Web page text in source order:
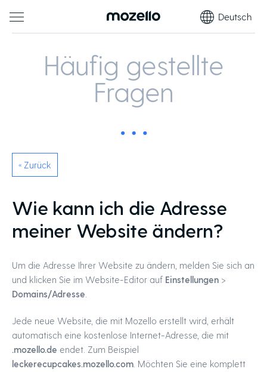
Deutsch
Häufig gestellte
Fragen
« Zurück
Wie kann ich die Adresse
meiner Website ändern?
Um die Adresse Ihrer Website zu ändern, melden Sie sich an
und klicken Sie im Website-Editor auf Einstellungen >
Domains/Adresse
Jede neue Website, die mit Mozello erstellt wird, erhält
automatisch eine kostenlose Internet-Adresse, die mit
.mozello.de endet. Zum Beispiel
leckerecupcakes.mozello.com . Möchten Sie eine komplett